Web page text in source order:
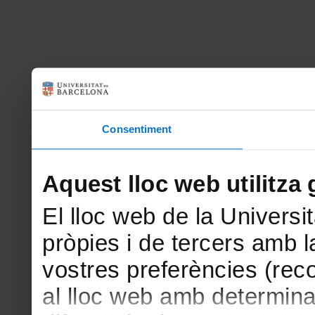
Consentiment
Aquest lloc web utilitza
El lloc web de la
pròpies i de tercers amb
vostres preferències
al lloc web amb